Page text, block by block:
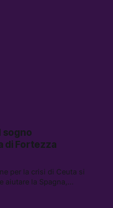
sogno
di Fortezza
per la crisi di Ceuta si
aiutare la Spagna,
notizie: